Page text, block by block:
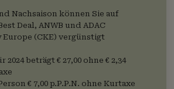
Nachsaison können Sie auf
Deal, ANWB und ADAC
Europe (CKE) vergünstigt
2024 beträgt € 27,00 ohne € 2,34
€ 7,00 p.P.P.N. ohne Kurtaxe